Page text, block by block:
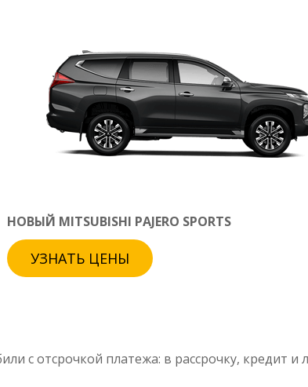
НОВЫЙ MITSUBISHI PAJERO SPORTS
УЗНАТЬ ЦЕНЫ
с отсрочкой платежа: в рассрочку, кредит